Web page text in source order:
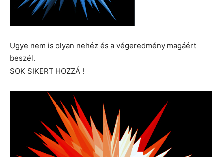
Ugye nem is olyan nehéz és a végeredmény magáért
beszél.
SOK SIKERT HOZZÁ !